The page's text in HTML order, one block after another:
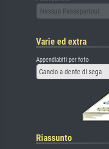
Nessun Passepartout
Varie ed extra
Appendiabiti per foto
Gancio a dente di sega
Riassunto